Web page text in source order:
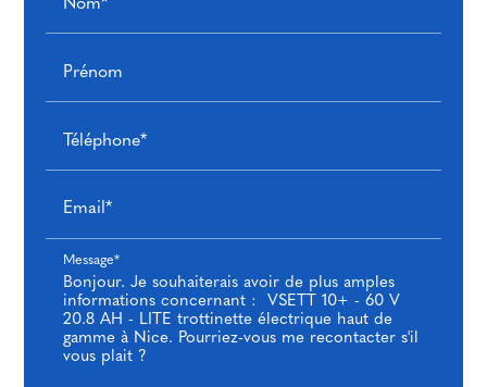
Nom*
Prénom
Téléphone*
Email*
Message*